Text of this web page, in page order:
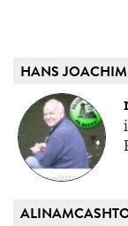
HANS JOACHIM